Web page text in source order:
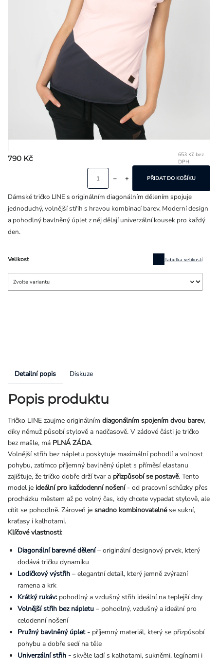
790 Kč
653 Kč bez
DPH
Velikost Tabulka velikostí
PŘIDAT DO KOŠÍKU
Dámské tričko LINE s originálním diagonálním dělením spojuje
jednoduchý, volnější střih s hravou kombinací barev. Moderní design
a pohodlný bavlněný úplet z něj dělají univerzální kousek pro každý
den.
Detailní popis Diskuze
Popis produktu
Tričko LINE zaujme originálním diagonálním spojením dvou barev,
díky němuž působí stylově a nadčasově. V zádové části je tričko
bez mašle, má PLNÁ ZÁDA.
Volnější střih bez nápletu poskytuje maximální pohodlí a volnost
pohybu, zatímco příjemný bavlněný úplet s příměsí elastanu
zajišťuje, že tričko dobře drží tvar a přizpůsobí se postavě. Tento
model je ideální pro každodenní nošení- od pracovní schůzky přes
procházku městem až po volný čas, kdy chcete vypadat stylově, ale
cítit se pohodlně. Zároveň je snadno kombinovatelnése sukní,
kraťasy i kalhotami.
Klíčové vlastnosti:
Diagonální barevné dělení– originální designový prvek, který
dodává tričku dynamiku
Lodičkový výstřih – elegantní detail, který jemně zvýrazní
ramena a krk
Krátký rukáv: pohodlný a vzdušný střih ideální na teplejší dny
Volnější střih bez nápletu – pohodlný, vzdušný a ideální pro
celodenní nošení
Pružný bavlněný úplet - příjemný materiál, který se přizpůsobí
pohybu a dobře sedí na těle
Univerzální střih - skvěle ladí s kalhotami, sukněmi, legínami i